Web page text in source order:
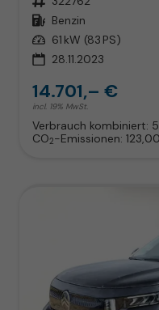
Kraftstoff Benzin
Leistung 61 kW (83 PS)
28.11.2023
14.701,– €
incl. 19% MwSt.
Verbrauch kombiniert:
CO2-Emissionen: